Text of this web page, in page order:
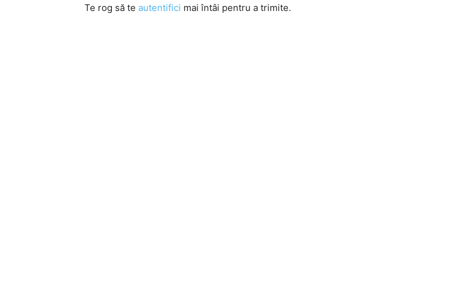
Te rog să te autentifici mai întâi pentru a trimite.